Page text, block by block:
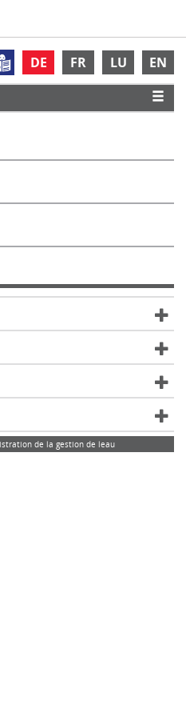
DE FR LU EN
de la gestion de leau